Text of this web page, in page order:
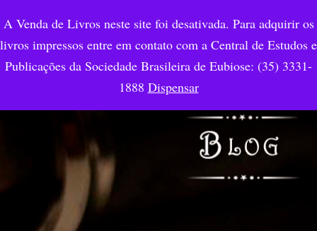
A Venda de Livros neste site foi desativada. Para adquirir os
livros impressos entre em contato com a Central de Estudos e
Publicações da Sociedade Brasileira de Eubiose: (35) 3331-
1888 Dispensar